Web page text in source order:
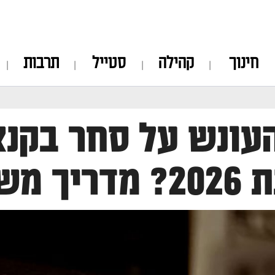
חינוך קהילה סטייל תרבות
על סחר